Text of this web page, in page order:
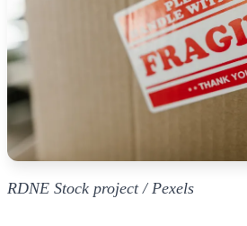
RDNE Stock project / Pexels